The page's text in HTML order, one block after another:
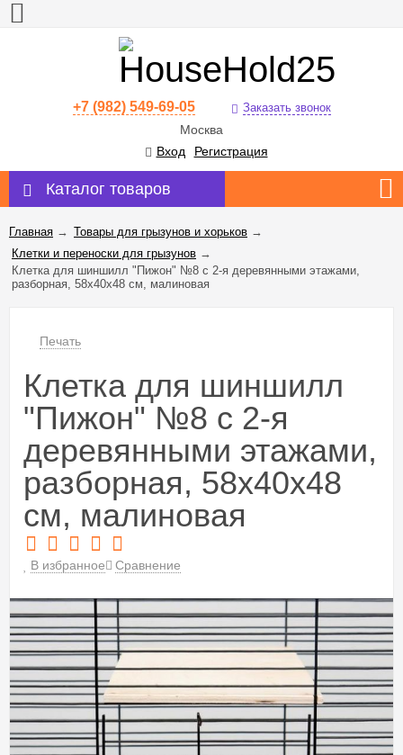
+7 (982) 549-69-05 Заказать звонок
Москва
Вход
Регистрация
Каталог товаров
Главная → Товары для грызунов и хорьков →
Клетки и переноски для грызунов →
Клетка для шиншилл "Пижон" №8 с 2-я деревянными этажами,
разборная, 58х40х48 см, малиновая
Печать
Клетка для шиншилл
"Пижон" №8 с 2-я
деревянными этажами,
разборная, 58х40х48
см, малиновая
В избранное Сравнение